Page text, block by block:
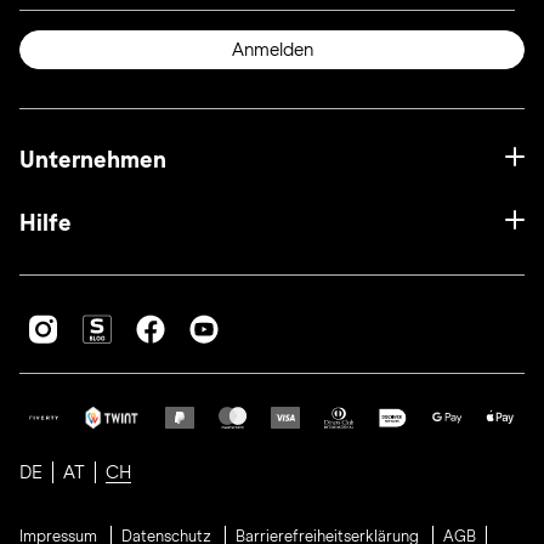
Anmelden
Unternehmen
Hilfe
DE AT CH
Impressum Datenschutz Barrierefreiheitserklärung AGB